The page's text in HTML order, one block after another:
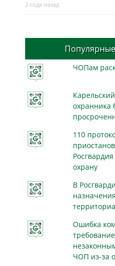
2 года назад
ЧОПам
охранника
110
охрану
В
Ошибка
ЧОП из-за